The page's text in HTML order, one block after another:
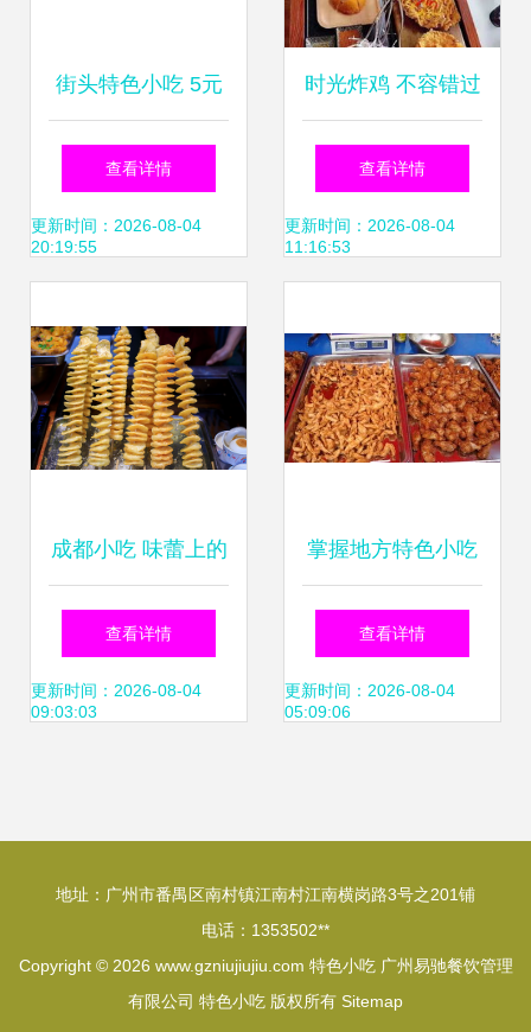
街头特色小吃 5元
一份的油炸脆皮包
子，到底贵不贵？
查看详情
更新时间：2026-08-04
20:19:55
时光炸鸡 不容错过
的快餐加盟与特色
小吃创业之道
查看详情
更新时间：2026-08-04
11:16:53
成都小吃 味蕾上的
美食指南与加盟机
遇
查看详情
更新时间：2026-08-04
09:03:03
掌握地方特色小吃
技术，带你开启餐
饮创业新征程
查看详情
更新时间：2026-08-04
05:09:06
地址：广州市番禺区南村镇江南村江南横岗路3号之201铺
电话：1353502**
Copyright © 2026 www.gzniujiujiu.com 特色小吃 广州易驰餐饮管理
有限公司 特色小吃 版权所有 Sitemap